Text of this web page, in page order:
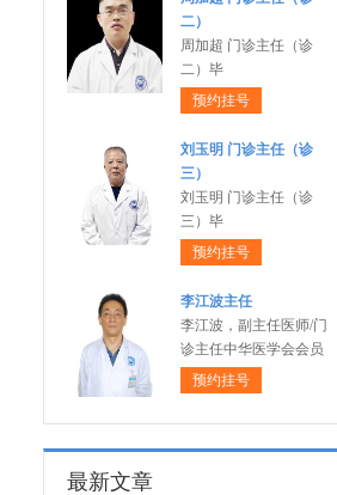
二）
周加超 门诊主任（诊
二）毕
预约挂号
刘玉明 门诊主任（诊
三）
刘玉明 门诊主任（诊
三）毕
预约挂号
李江波主任
李江波，副主任医师/门
诊主任中华医学会会员
预约挂号
最新文章